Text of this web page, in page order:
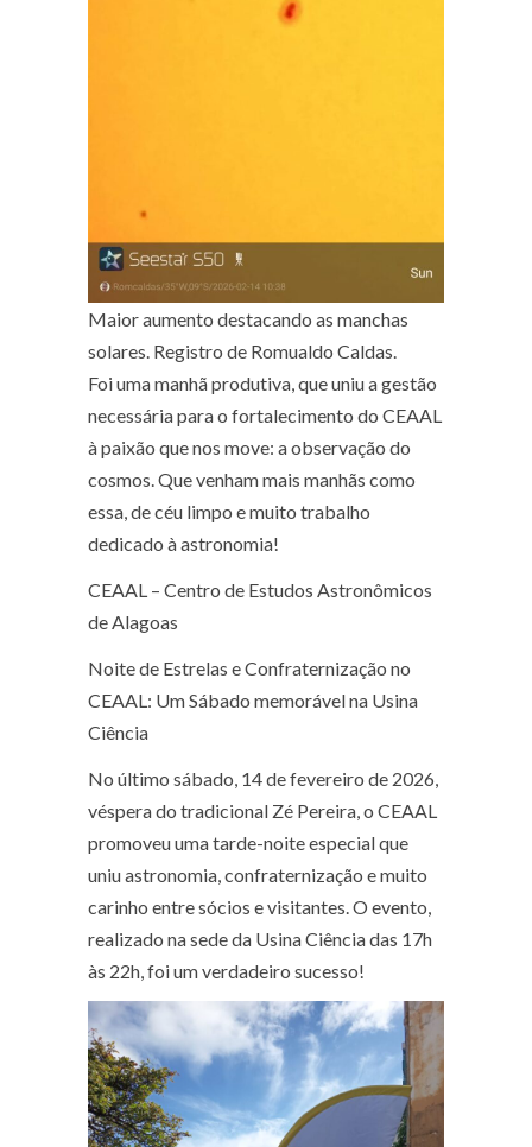
Maior aumento destacando as manchas
solares. Registro de Romualdo Caldas.
Foi uma manhã produtiva, que uniu a gestão
necessária para o fortalecimento do CEAAL
à paixão que nos move: a observação do
cosmos. Que venham mais manhãs como
essa, de céu limpo e muito trabalho
dedicado à astronomia!
CEAAL – Centro de Estudos Astronômicos
de Alagoas
Noite de Estrelas e Confraternização no
CEAAL: Um Sábado memorável na Usina
Ciência
No último sábado, 14 de fevereiro de 2026,
véspera do tradicional Zé Pereira, o CEAAL
promoveu uma tarde-noite especial que
uniu astronomia, confraternização e muito
carinho entre sócios e visitantes. O evento,
realizado na sede da Usina Ciência das 17h
às 22h, foi um verdadeiro sucesso!